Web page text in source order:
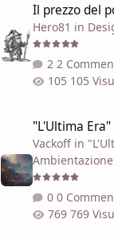
Il prezzo del
Hero81 in
2
105
"L'Ultima
Vackoffin
0
769